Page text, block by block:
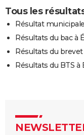
Tous les
Résultat
Résultats du bac à
Résultats du
Résultats du BTS à